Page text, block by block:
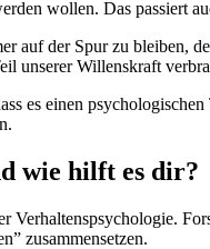
wollen. Das passiert
auf der Spur zu bleiben,
unserer Willenskraft
es einen
wie hilft es dir?
Verhaltenspsychologie.
zusammensetzen.